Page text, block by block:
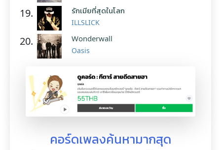
19. รักเมียที่สุดในโลก
ILLSLICK
20. Wonderwall
Oasis
คอร์ดเพลงค้นหามากสุด